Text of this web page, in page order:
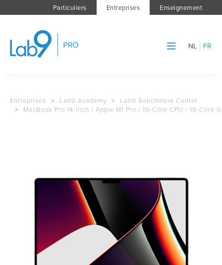
Particuliers Entreprises Enseignement
NL FR
Entreprises > Lab9 Academy >
Lab9 Benchmark Center
>
MacBook Pro 14-inch / Apple M1 Pro / 10-Core CPU / 16-Core